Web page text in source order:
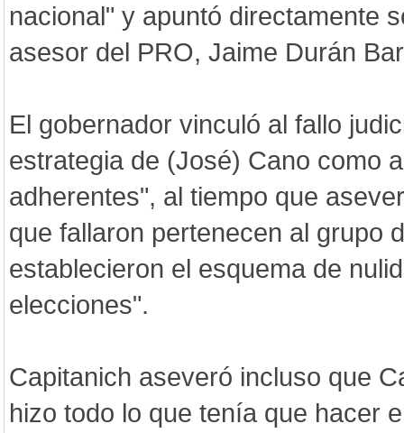
nacional" y apuntó directamente
asesor del PRO, Jaime Durán
El gobernador vinculó al fallo
estrategia de (José) Cano como
adherentes", al tiempo que
que fallaron pertenecen al grupo
establecieron el esquema de
elecciones".
Capitanich aseveró incluso que
hizo todo lo que tenía que hacer